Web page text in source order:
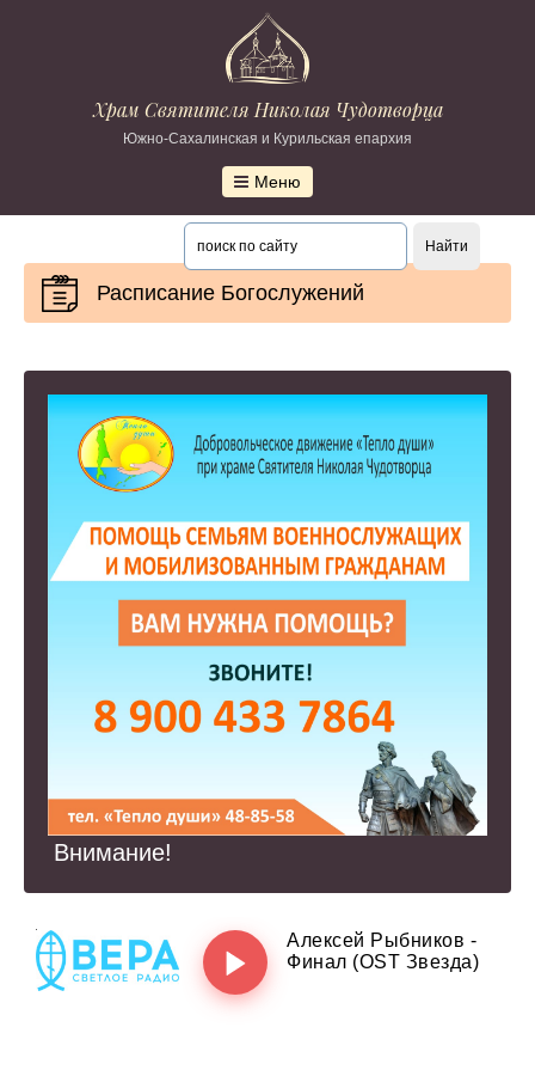
Храм Святителя Николая Чудотворца
Южно-Сахалинская и Курильская епархия
Меню
Расписание Богослужений
Внимание!